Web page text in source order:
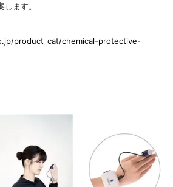
ます。
product_cat/chemical-protective-